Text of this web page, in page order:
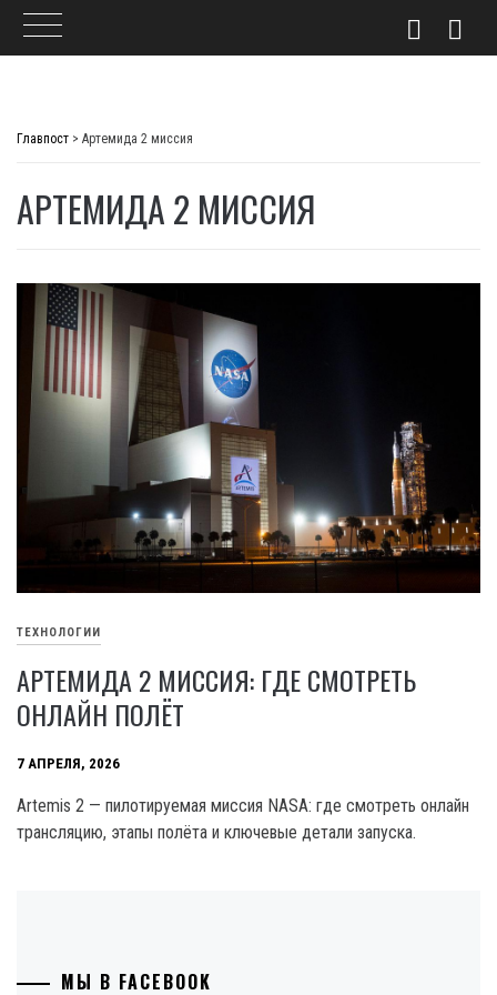
Главпост > Артемида 2 миссия
АРТЕМИДА 2 МИССИЯ
ТЕХНОЛОГИИ
АРТЕМИДА 2 МИССИЯ: ГДЕ СМОТРЕТЬ
ОНЛАЙН ПОЛЁТ
7 АПРЕЛЯ, 2026
Artemis 2 — пилотируемая миссия NASA: где смотреть онлайн
трансляцию, этапы полёта и ключевые детали запуска.
МЫ В FACEBOOK